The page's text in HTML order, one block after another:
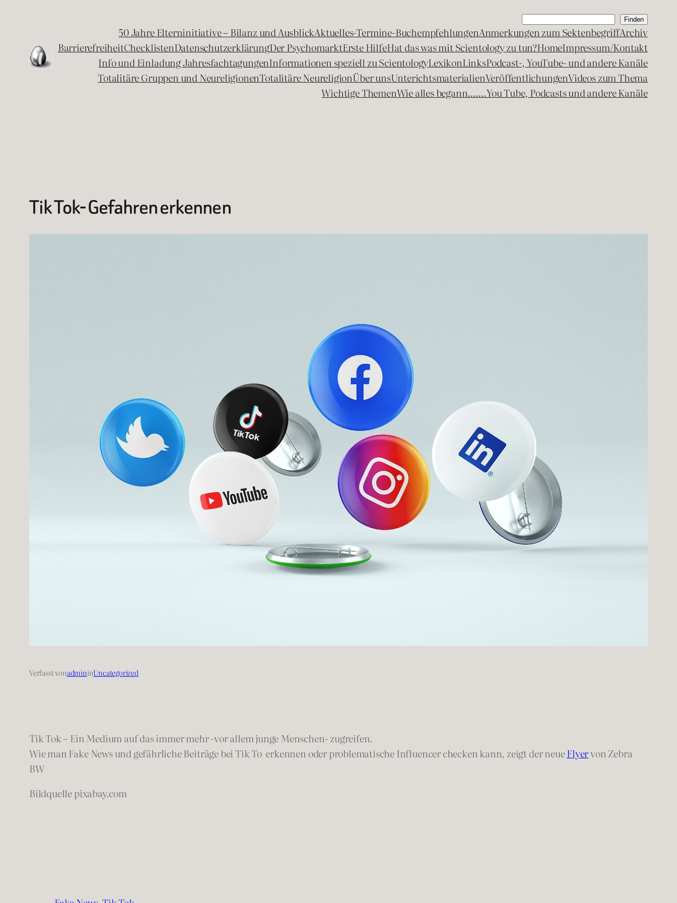
Suchen Finden
50 Jahre Elterninitiative – Bilanz und AusblickAktuelles-Termine-BuchempfehlungenAnmerkungen zum SektenbegriffArchiv
BarrierefreiheitChecklistenDatenschutzerklärungDer PsychomarktErste HilfeHat das was mit Scientology zu tun?HomeImpressum/Kontakt
Info und Einladung JahresfachtagungenInformationen speziell zu ScientologyLexikonLinksPodcast-, YouTube- und andere Kanäle
Totalitäre Gruppen und NeureligionenTotalitäre NeureligionÜber unsUnterichtsmaterialienVeröffentlichungenVideos zum Thema
Wichtige ThemenWie alles begann…….You Tube, Podcasts und andere Kanäle
Tik Tok- Gefahren erkennen
Verfasst vonadmininUncategorized
Tik Tok – Ein Medium auf das immer mehr -vor allem junge Menschen- zugreifen.
Wie man Fake News und gefährliche Beiträge bei Tik To erkennen oder problematische Influencer checken kann, zeigt der neueFlyervon Zebra
BW
Bildquelle pixabay.com